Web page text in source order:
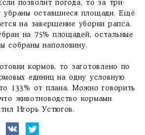
позволит погода, то за три-
убраны оставшиеся площади. Ещё
на завершение уборки рапса.
на 75% площадей, остальные
собраны наполовину.
кормов, то заготовлено по
единиц на одну условную
133% от плана. Можно говорить
животноводство кормами
Игорь Устюгов.